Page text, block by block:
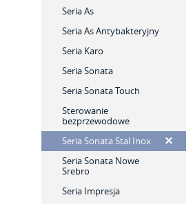
Seria As
Seria As Antybakteryjny
Seria Karo
Seria Sonata
Seria Sonata Touch
Sterowanie
bezprzewodowe
Seria Sonata Stal Inox
Seria Sonata Nowe
Srebro
Seria Impresja